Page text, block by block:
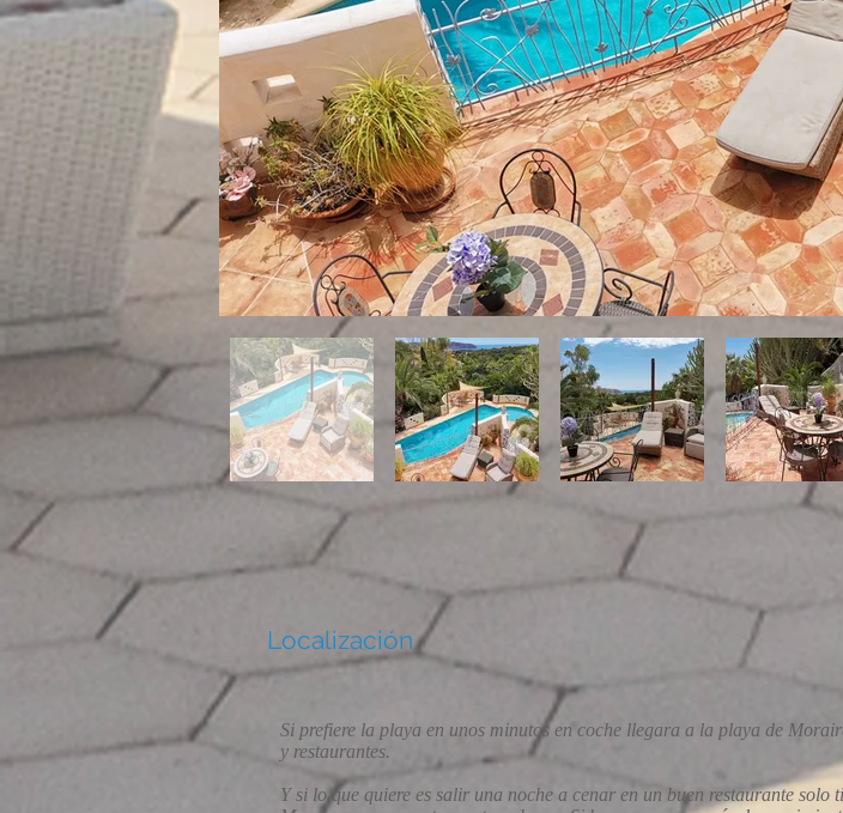
Localización
Si prefiere la playa en unos minutos en coche llegara a la playa de
y restaurantes.
Y si lo que quiere es salir una noche a cenar en un buen restaurante